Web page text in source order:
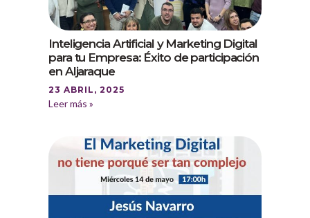
Inteligencia Artificial y Marketing Digital
para tu Empresa: Éxito de participación
en Aljaraque
23 ABRIL, 2025
Leer más »